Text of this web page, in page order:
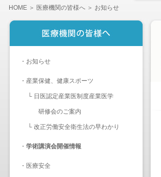
HOME ＞ 医療機関の皆様へ ＞ お知らせ
・ お知らせ
・ 産業保健、健康スポーツ
└ 日医認定産業医制度産業医学
研修会のご案内
└ 改正労働安全衛生法の早わかり
・ 学術講演会開催情報
・ 医療安全